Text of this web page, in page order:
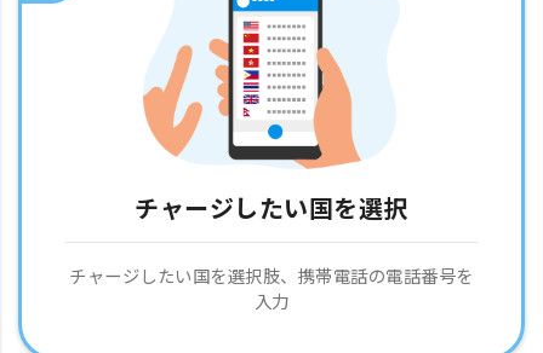
チャージしたい国を選択
チャージしたい国を選択肢、携帯電話の電話番号を
入力